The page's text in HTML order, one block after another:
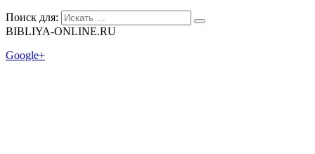
Поиск для:
BIBLIYA-ONLINE.RU
Google+